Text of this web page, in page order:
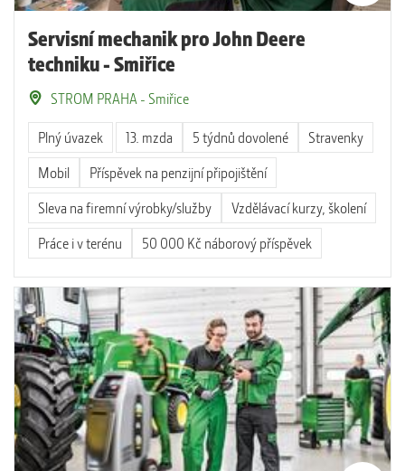
Servisní mechanik pro John Deere
techniku - Smiřice
STROM PRAHA - Smiřice
Plný úvazek 13. mzda 5 týdnů dovolené
Stravenky
Mobil
Příspěvek na penzijní připojištění
Sleva na firemní výrobky/služby
Vzdělávací kurzy, školení
Práce i v terénu
50 000 Kč náborový příspěvek